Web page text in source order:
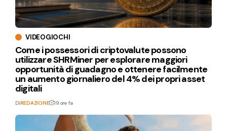
VIDEOGIOCHI
Come i possessori di criptovalute possono
utilizzare SHRMiner per esplorare maggiori
opportunità di guadagno e ottenere facilmente
un aumento giornaliero del 4% dei propri asset
digitali
DiREDAZIONE 19 ore fa